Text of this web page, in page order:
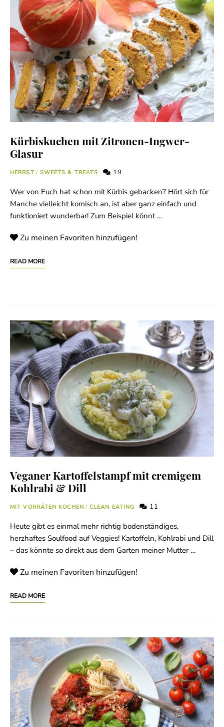
Kürbiskuchen mit Zitronen-Ingwer-
Glasur
HERBST / SWEETS & TREATS 19
Wer von Euch hat schon mit Kürbis gebacken? Hört sich für
Manche vielleicht komisch an, ist aber ganz einfach und
funktioniert wunderbar! Zum Beispiel könnt …
Zu meinen Favoriten hinzufügen!
READ MORE
Veganer Kartoffelstampf mit cremigem
Kohlrabi & Dill
MIT VORRÄTEN KOCHEN / CLEAN EATING 11
Heute gibt es einmal mehr richtig bodenständiges,
herzhaftes Soulfood auf Veggies! Kartoffeln, Kohlrabi und Dill
– das könnte so direkt aus dem Garten meiner Mutter …
Zu meinen Favoriten hinzufügen!
READ MORE